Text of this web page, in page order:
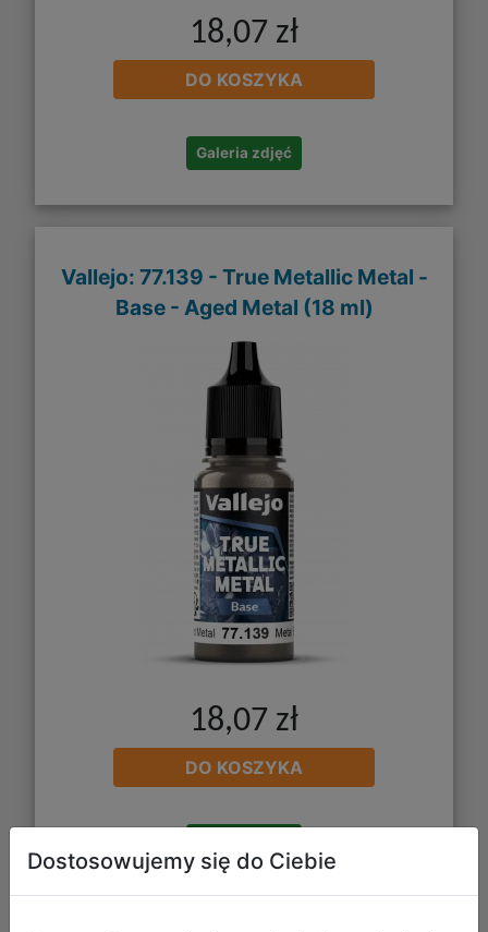
18,07 zł
DO KOSZYKA
Galeria zdjęć
Vallejo: 77.139 - True Metallic Metal -
Base - Aged Metal (18 ml)
18,07 zł
DO KOSZYKA
Dostosowujemy się do Ciebie